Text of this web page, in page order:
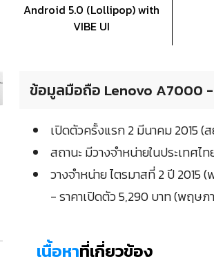
Android 5.0 (Lollipop) with
VIBE UI
ข้อมูลมือถือ Lenovo A7000 -
เปิดตัวครั้งแรก 2 มีนาคม 2015 (
สถานะ มีวางจำหน่ายในประเทศไท
วางจำหน่าย ไตรมาสที่ 2 ปี 2015
- ราคาเปิดตัว 5,290 บาท (พฤษภ
เนื้อหาที่เกี่ยวข้อง